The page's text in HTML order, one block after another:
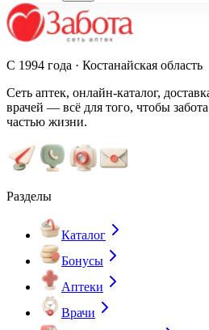
С 1994 года · Костанайская область
Сеть аптек, онлайн-каталог,
врачей — всё для того, чтобы
частью жизни.
Разделы
Каталог
Бонусы
Аптеки
Врачи